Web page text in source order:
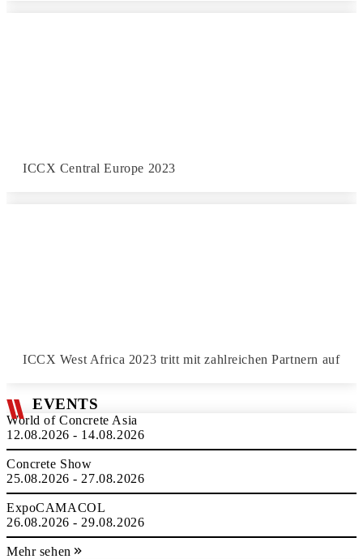
ICCX Central Europe 2023
ICCX West Africa 2023 tritt mit zahlreichen Partnern auf
EVENTS
World of Concrete Asia
12.08.2026 - 14.08.2026
Concrete Show
25.08.2026 - 27.08.2026
ExpoCAMACOL
26.08.2026 - 29.08.2026
Mehr sehen